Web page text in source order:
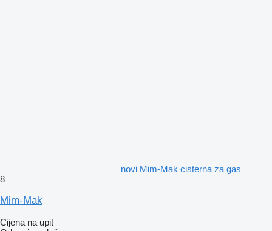
novi Mim-Mak cisterna za gas
8
Mim-Mak
Cijena na upit